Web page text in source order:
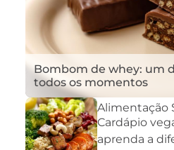
Bombom de whey: um
todos os momentos
Alimentação
Cardápio
aprenda a